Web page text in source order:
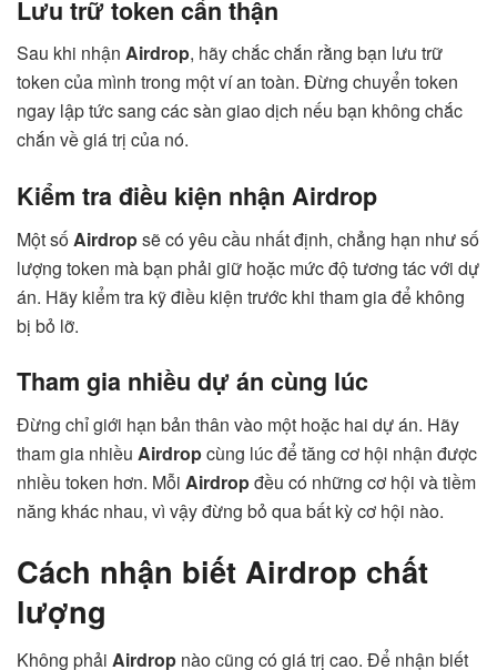
Lưu trữ token cẩn thận
Sau khi nhận Airdrop, hãy chắc chắn rằng bạn lưu trữ
token của mình trong một ví an toàn. Đừng chuyển token
ngay lập tức sang các sàn giao dịch nếu bạn không chắc
chắn về giá trị của nó.
Kiểm tra điều kiện nhận Airdrop
Một sốAirdropsẽ có yêu cầu nhất định, chẳng hạn như số
lượng token mà bạn phải giữ hoặc mức độ tương tác với dự
án. Hãy kiểm tra kỹ điều kiện trước khi tham gia để không
bị bỏ lỡ.
Tham gia nhiều dự án cùng lúc
Đừng chỉ giới hạn bản thân vào một hoặc hai dự án. Hãy
tham gia nhiều Airdropcùng lúc để tăng cơ hội nhận được
nhiều token hơn. Mỗi Airdropđều có những cơ hội và tiềm
năng khác nhau, vì vậy đừng bỏ qua bất kỳ cơ hội nào.
Cách nhận biết Airdrop chất
lượng
Không phải Airdrop nào cũng có giá trị cao. Để nhận biết